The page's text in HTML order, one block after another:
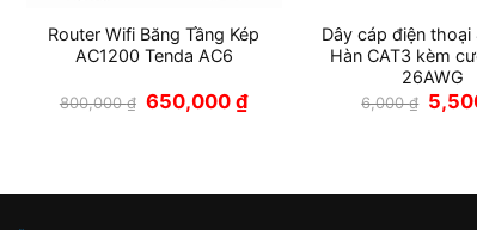
Router Wifi Băng Tầng Kép
AC1200 Tenda AC6
800,000₫ Giá
gốc
650,000 ₫Giá
hiện
Dây cáp điện thoại
Hàn CAT3 kèm
26AWG
6,000₫ Giá
gốc